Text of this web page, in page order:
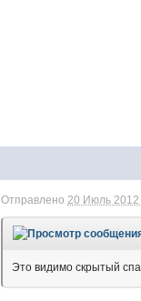
Отправлено20 Июль 2012
Это видимо скрытый